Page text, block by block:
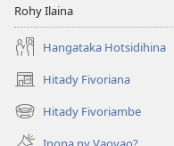
Rohy Ilaina
Hangataka Hotsidihina
Hitady Fivoriana
(manokatra
rohy) Hitady Fivoriambe
(manokatra
rohy)